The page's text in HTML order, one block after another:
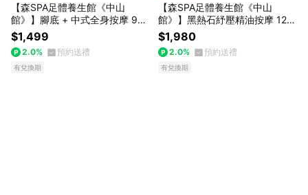
【森SPA足體養生館《中山
館》】腳底 + 中式全身按摩 90
min 享樂券
$1,499
2.0% 預約送禮
有兌換期
【森SPA足體養生館《中山
館》】黑熱石紓壓精油按摩 120
min 享樂券
$1,980
2.0% 預約送禮
有兌換期